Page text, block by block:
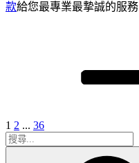
款給您最專業最摯誠的服務
1 2 ... 36
搜